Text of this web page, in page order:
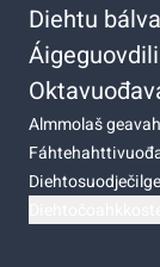
Diehtu
Almmolaš